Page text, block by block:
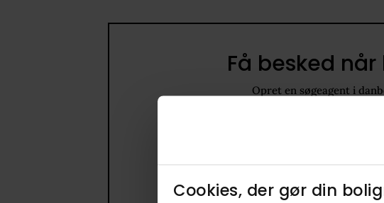
Cookies, der gør din
Få besked
Opret en søgeagent i